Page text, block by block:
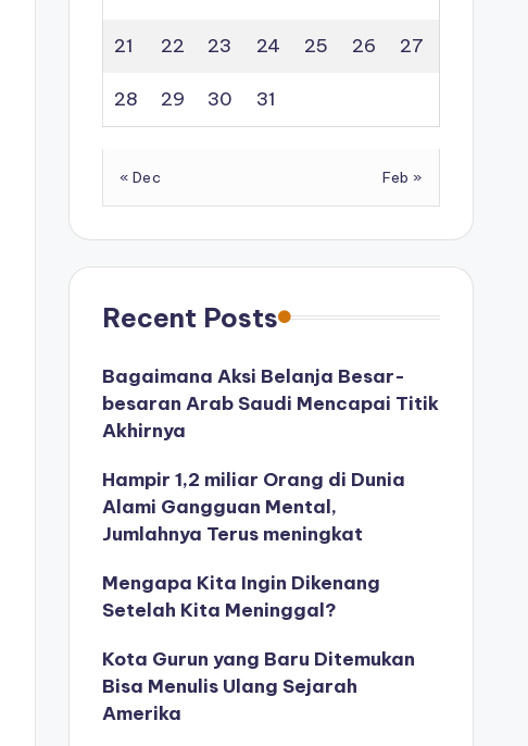
21 22 23 24 25 26 27
28 29 30 31
« Dec Feb »
Recent Posts
Bagaimana Aksi Belanja Besar-
besaran Arab Saudi Mencapai Titik
Akhirnya
Hampir 1,2 miliar Orang di Dunia
Alami Gangguan Mental,
Jumlahnya Terus meningkat
Mengapa Kita Ingin Dikenang
Setelah Kita Meninggal?
Kota Gurun yang Baru Ditemukan
Bisa Menulis Ulang Sejarah
Amerika